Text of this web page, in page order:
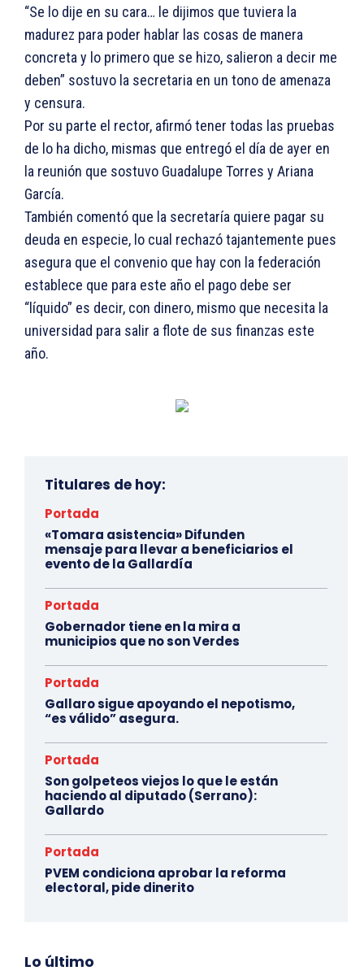
“Se lo dije en su cara… le dijimos que tuviera la
madurez para poder hablar las cosas de manera
concreta y lo primero que se hizo, salieron a decir me
deben” sostuvo la secretaria en un tono de amenaza
y censura.
Por su parte el rector, afirmó tener todas las pruebas
de lo ha dicho, mismas que entregó el día de ayer en
la reunión que sostuvo Guadalupe Torres y Ariana
García.
También comentó que la secretaría quiere pagar su
deuda en especie, lo cual rechazó tajantemente pues
asegura que el convenio que hay con la federación
establece que para este año el pago debe ser
“líquido” es decir, con dinero, mismo que necesita la
universidad para salir a flote de sus finanzas este
año.
Titulares de hoy:
Portada
«Tomara asistencia» Difunden
mensaje para llevar a beneficiarios el
evento de la Gallardía
Portada
Gobernador tiene en la mira a
municipios que no son Verdes
Portada
Gallaro sigue apoyando el nepotismo,
“es válido” asegura.
Portada
Son golpeteos viejos lo que le están
haciendo al diputado (Serrano):
Gallardo
Portada
PVEM condiciona aprobar la reforma
electoral, pide dinerito
Lo último